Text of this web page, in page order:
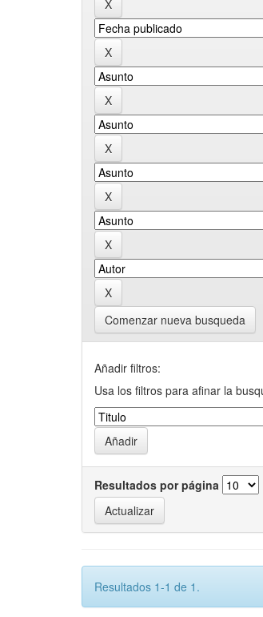
Comenzar nueva busqueda
Añadir filtros:
Usa los filtros para afinar la
Resultados por página
Resultados 1-1 de 1.